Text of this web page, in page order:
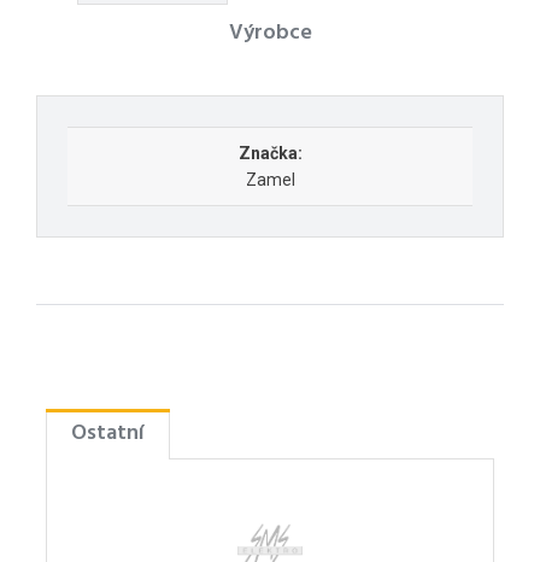
Výrobce
Značka:
Zamel
Ostatní